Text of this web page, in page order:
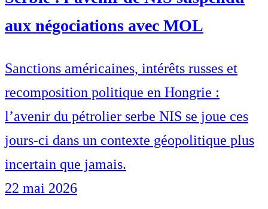
aux négociations avec MOL
Sanctions américaines, intérêts russes et
recomposition politique en Hongrie :
l’avenir du pétrolier serbe NIS se joue ces
jours-ci dans un contexte géopolitique plus
incertain que jamais.
22 mai 2026